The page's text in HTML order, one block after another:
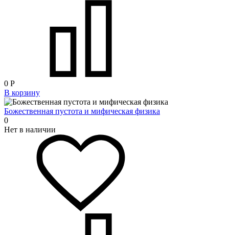
0 Р
В корзину
Божественная пустота и мифическая физика
0
Нет в наличии